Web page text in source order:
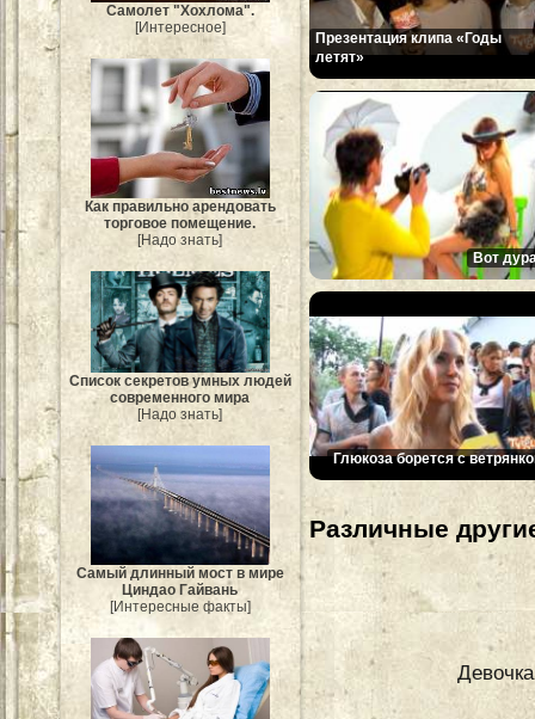
Самолет "Хохлома".
[Интересное]
Как правильно арендовать
торговое помещение.
[Надо знать]
Список секретов умных людей
современного мира
[Надо знать]
Самый длинный мост в мире
Циндао Гайвань
[Интересные факты]
Презентация клипа «Годы
летят»
Вот
Глюкоза борется с
Различные